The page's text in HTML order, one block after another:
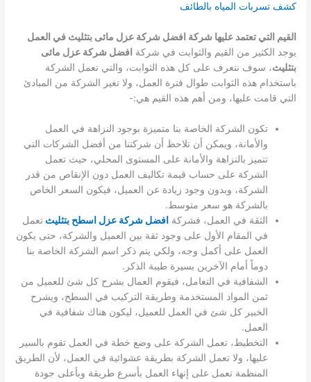
كشف تسربات المياه بالطائف
القيم التي تعتمد عليها شركة افضل شركة عزل مائى بتثليث في العمل
يوجد الكثير من القيم والثوابت في شركة افضل شركة عزل مائى
بتثليث، سوف نتعرف على كل هذه الثوابت، والتي تعمل الشركة
باستخدام هذه الثوابت طوال فترة العمل، ولا تغير الشركة من المبادئ
التي قامت عليها، ومن أهم هذه القيم هي:-
تكون الشركة الخاصة بنا متميزة بوجود النزاهة في العمل
والأمانة، ويمكن أن تلاحظ أن شركتنا من أفضل الشركات التي
تتميز بالنزاهة والأمانة على المستوى المحلي، حيث تعمل
الشركة على حساب قيمة تكاليف العمل دون الإنقاص من قدر
الشركة، وبدون وجود زيادة عن العميل، فيكون السعر الخاص
بالشركة هو سعر متوسط.
الثقة في العمل، فشركة افضل شركة عزل اسطح بتثليثتعمل
في المقام الأول على وجود ثقة بين العميل والشركة، حتى يكون
العمل على أكمل وجه، ولكي يتم ذكر اسم الشركة الخاصة بنا
دوماً أمام الآخرين بسيرة طيبة الذكر.
الشفافية في التعامل، فيقوم العمال بشرح كل شئ للعميل من
ثمن المواد المستخدمة وطريقة التركيب في السطح، ويشرح
الخبير كل شئ في العمل للعميل، ليكون هناك شفافية في
العمل.
التخطيط، تعمل الشركة على وضع خطة في العمل تقوم بالسير
عليها، ولا تعمل الشركة بطريقة عشوائية في العمل، لأن الطريق
المنظمة تعمل على إنهاء العمل بأسرع طريقة وبأعلى جودة